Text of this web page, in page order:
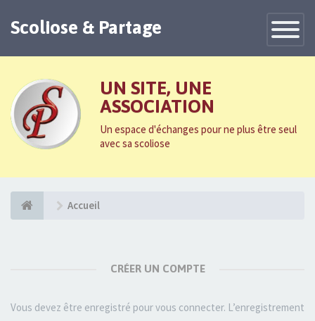
Toggle
Scoliose & Partage
UN SITE, UNE
ASSOCIATION
Un espace d'échanges pour ne plus être seul
avec sa scoliose
Accueil
CRÉER UN COMPTE
Vous devez être enregistré pour vous connecter. L’enregistrement